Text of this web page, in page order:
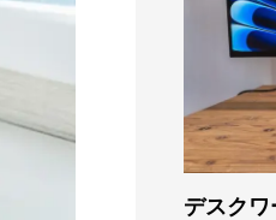
デスク